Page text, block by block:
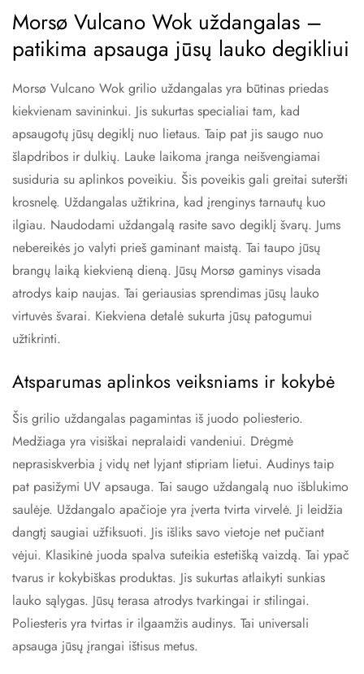
Morsø Vulcano Wok uždangalas –
patikima apsauga jūsų lauko degikliui
Morsø Vulcano Wok grilio uždangalas yra būtinas priedas
kiekvienam savininkui. Jis sukurtas specialiai tam, kad
apsaugotų jūsų degiklį nuo lietaus. Taip pat jis saugo nuo
šlapdribos ir dulkių. Lauke laikoma įranga neišvengiamai
susiduria su aplinkos poveikiu. Šis poveikis gali greitai suteršti
krosnelę. Uždangalas užtikrina, kad įrenginys tarnautų kuo
ilgiau. Naudodami uždangalą rasite savo degiklį švarų. Jums
nebereikės jo valyti prieš gaminant maistą. Tai taupo jūsų
brangų laiką kiekvieną dieną. Jūsų Morsø gaminys visada
atrodys kaip naujas. Tai geriausias sprendimas jūsų lauko
virtuvės švarai. Kiekviena detalė sukurta jūsų patogumui
užtikrinti.
Atsparumas aplinkos veiksniams ir kokybė
Šis grilio uždangalas pagamintas iš juodo poliesterio.
Medžiaga yra visiškai nepralaidi vandeniui. Drėgmė
neprasiskverbia į vidų net lyjant stipriam lietui. Audinys taip
pat pasižymi UV apsauga. Tai saugo uždangalą nuo išblukimo
saulėje. Uždangalo apačioje yra įverta tvirta virvelė. Ji leidžia
dangtį saugiai užfiksuoti. Jis išliks savo vietoje net pučiant
vėjui. Klasikinė juoda spalva suteikia estetišką vaizdą. Tai ypač
tvarus ir kokybiškas produktas. Jis sukurtas atlaikyti sunkias
lauko sąlygas. Jūsų terasa atrodys tvarkingai ir stilingai.
Poliesteris yra tvirtas ir ilgaamžis audinys. Tai universali
apsauga jūsų įrangai ištisus metus.